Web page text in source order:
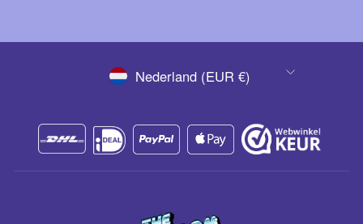
VALUTANederland (EUR €)